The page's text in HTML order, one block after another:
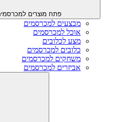
פתח מוצרים
מבצעים למכרסמים
אוכל למכרסמים
מצע לכלובים
כלובים למכרסמים
משחקים למכרסמים
אביזרים למכרסמים